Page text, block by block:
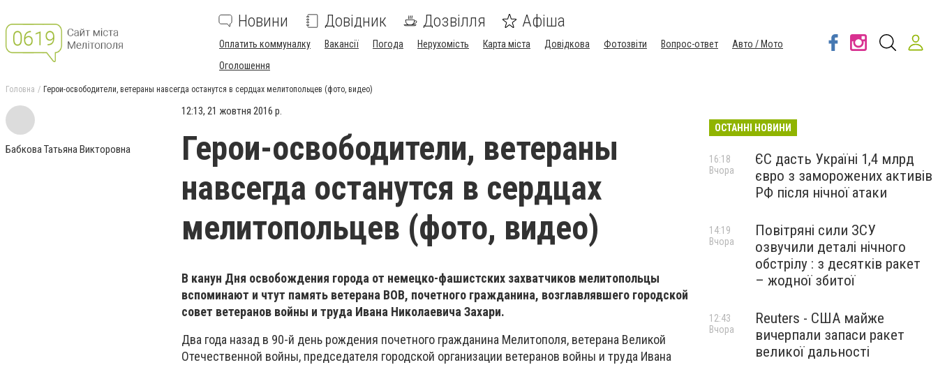
Новини Довідник Дозвілля Афіша
Оплатить коммуналку Вакансії Погода Нерухомість Карта міста Довідкова Фотозвіти Вопрос-ответ
Авто / Мото
Оголошення
Головна Герои-освободители, ветераны навсегда останутся в сердцах мелитопольцев (фото, видео)
Бабкова Татьяна Викторовна
12:13, 21 жовтня 2016 р.
Герои-освободители, ветераны
навсегда останутся в сердцах
мелитопольцев (фото, видео)
В канун Дня освобождения города от немецко-фашистских захватчиков мелитопольцы
вспоминают и чтут память ветерана ВОВ, почетного гражданина, возглавлявшего городской
совет ветеранов войны и труда Ивана Николаевича Захари.
Два года назад в 90-й день рождения почетного гражданина Мелитополя, ветерана Великой
Отечественной войны, председателя городской организации ветеранов войны и труда Ивана
ОСТАННІ НОВИНИ
ЄС дасть Україні 1,4 млрд
євро з заморожених активів
РФ після нічної атаки
16:18
Вчора
Повітряні сили ЗСУ
озвучили деталі нічного
обстрілу : з десятків ракет
– жодної збитої
14:19
Вчора
Reuters - США майже
вичерпали запаси ракет
великої дальності
12:43
Вчора